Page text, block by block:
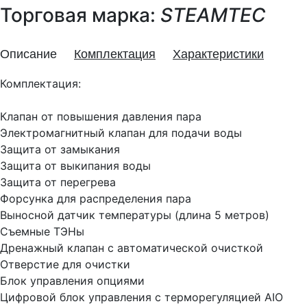
Торговая марка: STEAMTEC
Описание Комплектация Характеристики
Комплектация:
Клапан от повышения давления пара
Электромагнитный клапан для подачи воды
Защита от замыкания
Защита от выкипания воды
Защита от перегрева
Форсунка для распределения пара
Выносной датчик температуры (длина 5 метров)
Съемные ТЭНы
Дренажный клапан с автоматической очисткой
Отверстие для очистки
Блок управления опциями
Цифровой блок управления с терморегуляцией AIO